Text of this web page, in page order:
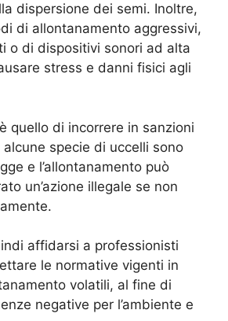
dispersione dei semi. Inoltre,
di allontanamento aggressivi,
o di dispositivi sonori ad alta
stress e danni fisici agli
quello di incorrere in sanzioni
specie di uccelli sono
e l’allontanamento può
un’azione illegale se non
affidarsi a professionisti
le normative vigenti in
volatili, al fine di
negative per l’ambiente e